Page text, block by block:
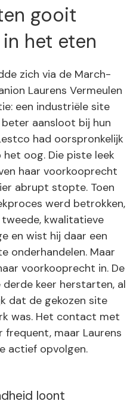
gooit
het eten
zich via de March-
Laurens Vermeulen
een industriële site
aansloot bij hun
had oorspronkelijk
oog. Die piste leek
haar voorkooprecht
abrupt stopte. Toen
werd betrokken,
kwalitatieve
en wist hij daar een
onderhandelen. Maar
voorkooprecht in. De
keer herstarten, al
dat de gekozen site
was. Het contact met
frequent, maar Laurens
actief opvolgen.
loont